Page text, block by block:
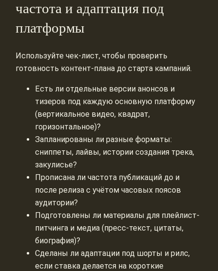
частота и адаптация под
платформы
Используйте чек-лист, чтобы проверить
готовность контент-плана до старта кампаний.
Есть ли отдельные версии анонсов и
тизеров под каждую основную платформу
(вертикальное видео, квадрат,
горизонтальное)?
Запланированы ли разные форматы:
сниппеты, лайвы, истории создания трека,
закулисье?
Прописана ли частота публикаций до и
после релиза с учётом часовых поясов
аудитории?
Подготовлены ли материалы для плейлист-
питчинга и медиа (пресс-текст, цитаты,
биография)?
Сделаны ли адаптации под шорты и рилс,
если ставка делается на короткие